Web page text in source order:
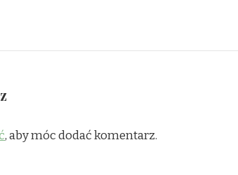
, aby móc dodać komentarz.